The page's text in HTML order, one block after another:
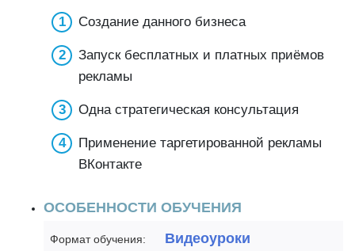
Создание данного бизнеса
Запуск бесплатных и платных приёмов
рекламы
Одна стратегическая консультация
Применение таргетированной рекламы
ВКонтакте
ОСОБЕННОСТИ ОБУЧЕНИЯ
Формат обучения: Видеоуроки